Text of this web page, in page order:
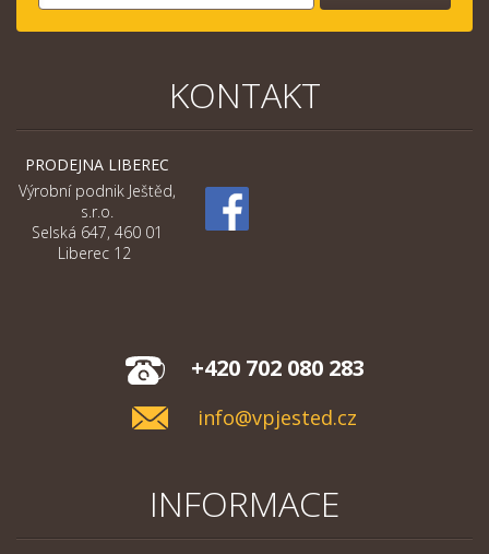
KONTAKT
PRODEJNA LIBEREC
Výrobní podnik Ještěd,
s.r.o.
Selská 647, 460 01
Liberec 12
+420 702 080 283
info@vpjested.cz
INFORMACE